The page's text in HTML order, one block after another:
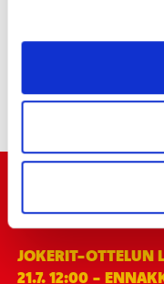
JOKERIT-OTTELUN
21.7. 12:00 -